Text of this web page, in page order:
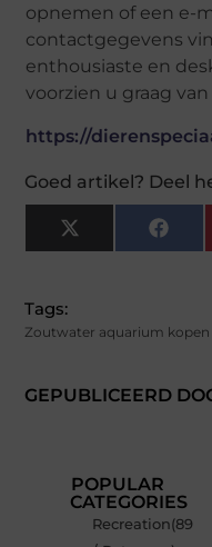
opnemen of een e-
contactgegevens
enthousiaste en
voorzien u graag
https://
Goed artikel? Deel
X
(Twitter)
GEPUBLICEERD
Tags:
Zoutwater aquarium kopen
POPULAR
CATEGORIES
Recreation(89